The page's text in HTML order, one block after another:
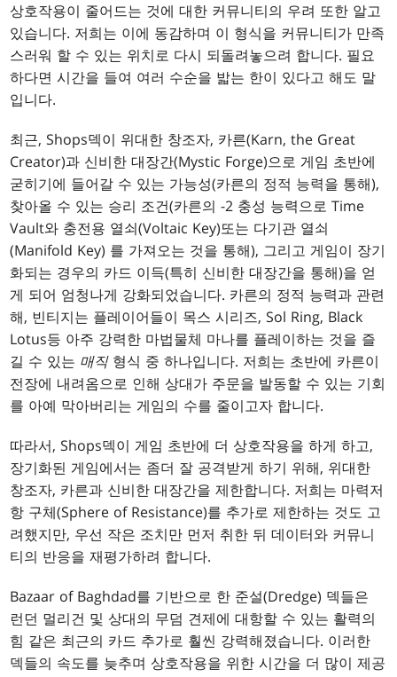
상호작용이 줄어드는 것에 대한 커뮤니티의 우려 또한 알고
있습니다. 저희는 이에 동감하며 이 형식을 커뮤니티가 만족
스러워 할 수 있는 위치로 다시 되돌려놓으려 합니다. 필요
하다면 시간을 들여 여러 수순을 밟는 한이 있다고 해도 말
입니다.
최근, Shops덱이 위대한 창조자, 카른(Karn, the Great
Creator)과 신비한 대장간(Mystic Forge)으로 게임 초반에
굳히기에 들어갈 수 있는 가능성(카른의 정적 능력을 통해),
찾아올 수 있는 승리 조건(카른의 -2 충성 능력으로 Time
Vault와 충전용 열쇠(Voltaic Key)또는 다기관 열쇠
(Manifold Key) 를 가져오는 것을 통해), 그리고 게임이 장기
화되는 경우의 카드 이득(특히 신비한 대장간을 통해)을 얻
게 되어 엄청나게 강화되었습니다. 카른의 정적 능력과 관련
해, 빈티지는 플레이어들이 목스 시리즈, Sol Ring, Black
Lotus등 아주 강력한 마법물체 마나를 플레이하는 것을 즐
길 수 있는 매직형식 중 하나입니다. 저희는 초반에 카른이
전장에 내려옴으로 인해 상대가 주문을 발동할 수 있는 기회
를 아예 막아버리는 게임의 수를 줄이고자 합니다.
따라서, Shops덱이 게임 초반에 더 상호작용을 하게 하고,
장기화된 게임에서는 좀더 잘 공격받게 하기 위해, 위대한
창조자, 카른과 신비한 대장간을 제한합니다. 저희는 마력저
항 구체(Sphere of Resistance)를 추가로 제한하는 것도 고
려했지만, 우선 작은 조치만 먼저 취한 뒤 데이터와 커뮤니
티의 반응을 재평가하려 합니다.
Bazaar of Baghdad를 기반으로 한 준설(Dredge) 덱들은
런던 멀리건 및 상대의 무덤 견제에 대항할 수 있는 활력의
힘 같은 최근의 카드 추가로 훨씬 강력해졌습니다. 이러한
덱들의 속도를 늦추며 상호작용을 위한 시간을 더 많이 제공